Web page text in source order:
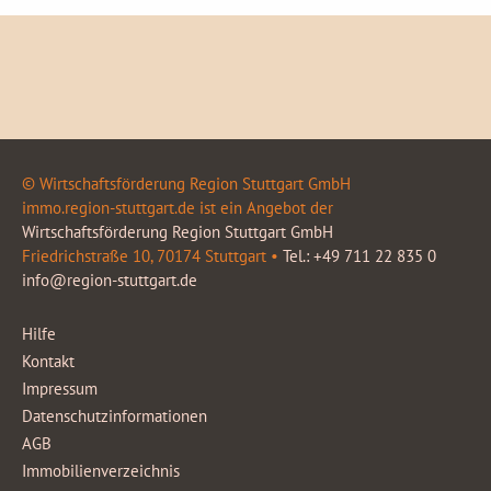
© Wirtschaftsförderung Region Stuttgart GmbH
immo.region-stuttgart.de ist ein Angebot der
Wirtschaftsförderung Region Stuttgart GmbH
Friedrichstraße 10, 70174 Stuttgart • Tel.: +49 711 22 835 0
info@region-stuttgart.de
Hilfe
Kontakt
Impressum
Datenschutzinformationen
AGB
Immobilienverzeichnis